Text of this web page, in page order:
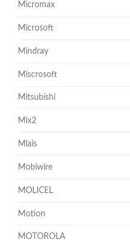
Micromax
Microsoft
Mindray
Miscrosoft
Mitsubishi
Mix2
Mlais
Mobiwire
MOLICEL
Motion
MOTOROLA